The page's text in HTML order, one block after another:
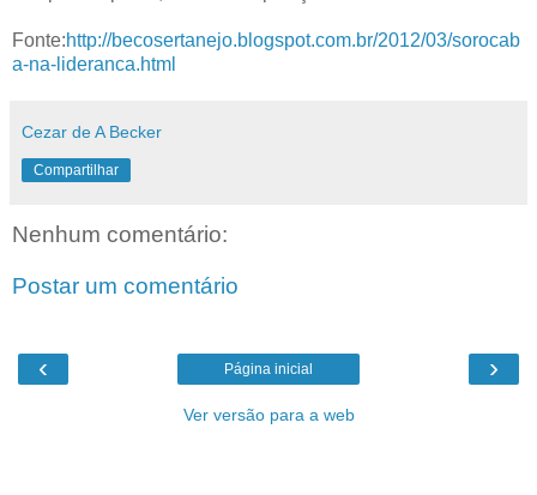
Fonte:http://becosertanejo.blogspot.com.br/2012/03/sorocab
a-na-lideranca.html
Cezar de A Becker
Compartilhar
Nenhum comentário:
Postar um comentário
‹ ›
Página inicial
Ver versão para a web